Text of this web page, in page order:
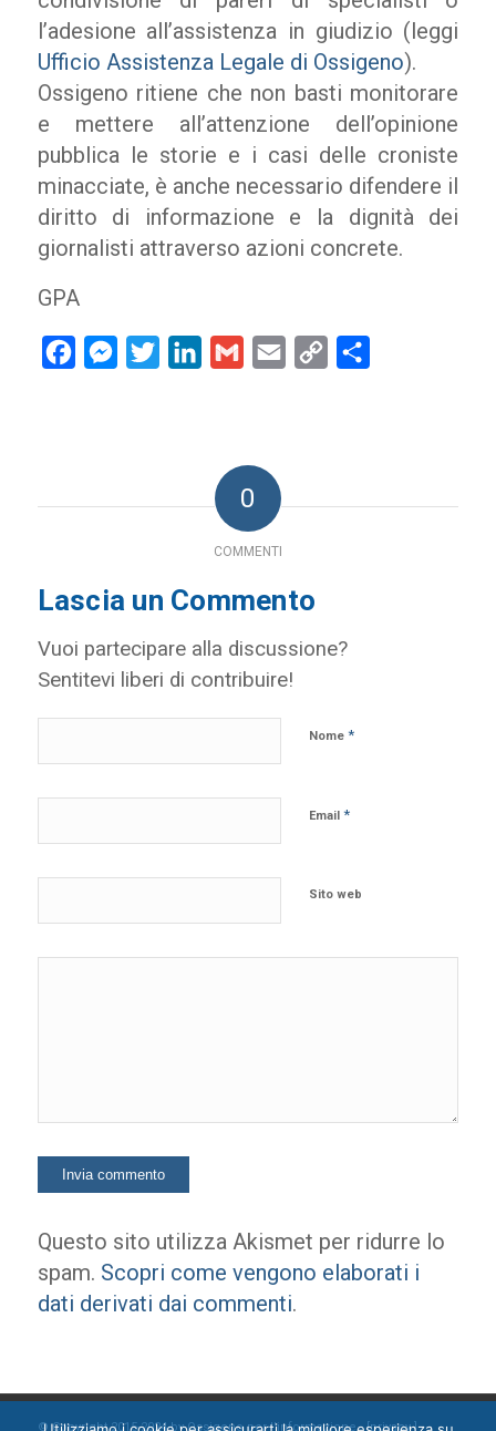
l’adesione all’assistenza in giudizio (leggi
Ufficio Assistenza Legale di Ossigeno).
Ossigeno ritiene che non basti monitorare
e mettere all’attenzione dell’opinione
pubblica le storie e i casi delle croniste
minacciate, è anche necessario difendere il
diritto di informazione e la dignità dei
giornalisti attraverso azioni concrete.
GPA
FacebookMessenger
Twitter LinkedInGmail Email
Copy
0
COMMENTI
Lascia un Commento
Vuoi partecipare alla discussione?
Sentitevi liberi di contribuire!
Nome *
Email *
Sito web
Questo sito utilizza Akismet per ridurre lo
spam. Scopri come vengono elaborati i
dati derivati dai commenti.
© Copyright 2015-2024 by Ossigeno per l'informazione [privacy]